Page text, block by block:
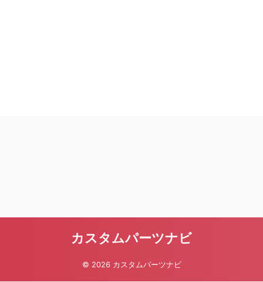
カスタムパーツナビ
© 2026 カスタムパーツナビ